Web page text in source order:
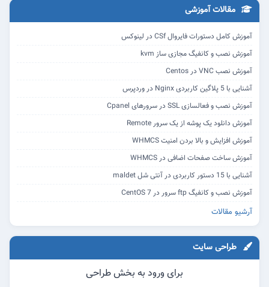
مقالات آموزشی
آموزش کامل دستورات فایروال CSf در لینوکس
آموزش نصب و کانفیگ مجازی ساز kvm
آموزش نصب VNC در Centos
آشنایی با 5 پلاگین کاربردی Nginx در وردپرس
آموزش نصب و فعالسازی SSL در سرورهای Cpanel
آموزش دانلود یک پوشه از یک سرور Remote
آموزش افزایش و بالا بردن امنیت WHMCS
آموزش ساخت صفحات اضافی در WHMCS
آشنایی با 15 دستور کاربردی در آنتی شل maldet
آموزش نصب و کانفیگ ftp سرور در CentOS 7
آرشیو مقالات
طراحی سایت
برای ورود به بخش طراحی